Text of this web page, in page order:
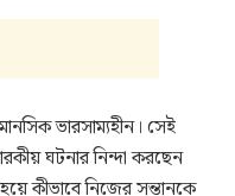
ভারসাম্যহীন। সেই
ঘটনার নিন্দা করছেন
কীভাবে নিজের সন্তানকে